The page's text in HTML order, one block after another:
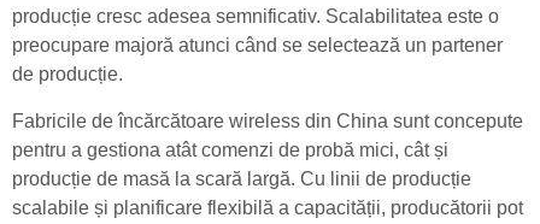
producție cresc adesea semnificativ. Scalabilitatea este o
preocupare majoră atunci când se selectează un partener
de producție.
Fabricile de încărcătoare wireless din China sunt concepute
pentru a gestiona atât comenzi de probă mici, cât și
producție de masă la scară largă. Cu linii de producție
scalabile și planificare flexibilă a capacității, producătorii pot